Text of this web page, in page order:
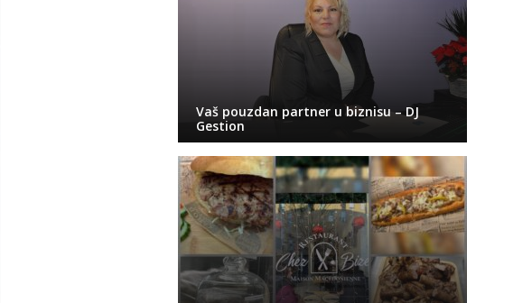
Vaš pouzdan partner u biznisu – DJ
Gestion